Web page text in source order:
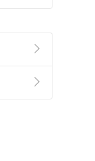
供之數位